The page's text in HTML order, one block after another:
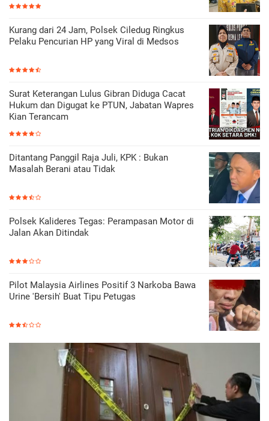
Kurang dari 24 Jam, Polsek Ciledug Ringkus
Pelaku Pencurian HP yang Viral di Medsos
Surat Keterangan Lulus Gibran Diduga Cacat
Hukum dan Digugat ke PTUN, Jabatan Wapres
Kian Terancam
Ditantang Panggil Raja Juli, KPK : Bukan
Masalah Berani atau Tidak
Polsek Kalideres Tegas: Perampasan Motor di
Jalan Akan Ditindak
Pilot Malaysia Airlines Positif 3 Narkoba Bawa
Urine 'Bersih' Buat Tipu Petugas